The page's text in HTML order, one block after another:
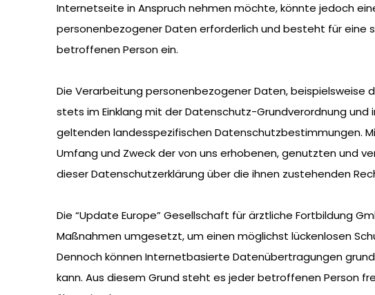
Internetseite in Anspruch nehmen möchte, könnte jedoch
personenbezogener Daten erforderlich und besteht für eine
betroffenen Person ein.
Die Verarbeitung personenbezogener Daten, beispielsweise
stets im Einklang mit der Datenschutz-Grundverordnung
geltenden landesspezifischen Datenschutzbestimmungen.
Umfang und Zweck der von uns erhobenen, genutzten und
dieser Datenschutzerklärung über die ihnen zustehenden
Die “Update Europe” Gesellschaft für ärztliche Fortbildung
Maßnahmen umgesetzt, um einen möglichst lückenlosen
Dennoch können Internetbasierte Datenübertragungen
kann. Aus diesem Grund steht es jeder betroffenen Person